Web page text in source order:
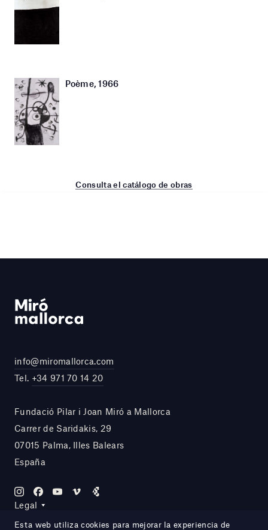
Poème, 1966
Consulta el catálogo de obras
info@miromallorca.com
Tel. +34 971 70 14 20
Fundació Pilar i Joan Miró a Mallorca
Carrer de Saridakis, 29
07015 Palma, Illes Balears
España
Legal
Esta web utiliza cookies para mejorar la experiencia de